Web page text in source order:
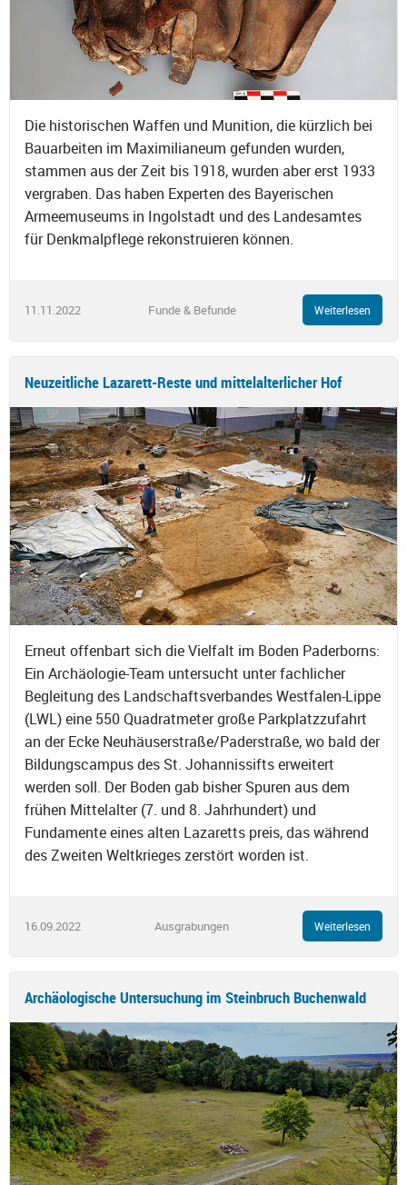
Die historischen Waffen und Munition, die kürzlich bei
Bauarbeiten im Maximilianeum gefunden wurden,
stammen aus der Zeit bis 1918, wurden aber erst 1933
vergraben. Das haben Experten des Bayerischen
Armeemuseums in Ingolstadt und des Landesamtes
für Denkmalpflege rekonstruieren können.
11.11.2022 Funde & Befunde Weiterlesen
Neuzeitliche Lazarett-Reste und mittelalterlicher Hof
Erneut offenbart sich die Vielfalt im Boden Paderborns:
Ein Archäologie-Team untersucht unter fachlicher
Begleitung des Landschaftsverbandes Westfalen-Lippe
(LWL) eine 550 Quadratmeter große Parkplatzzufahrt
an der Ecke Neuhäuserstraße/Paderstraße, wo bald der
Bildungscampus des St. Johannissifts erweitert
werden soll. Der Boden gab bisher Spuren aus dem
frühen Mittelalter (7. und 8. Jahrhundert) und
Fundamente eines alten Lazaretts preis, das während
des Zweiten Weltkrieges zerstört worden ist.
16.09.2022 Ausgrabungen Weiterlesen
Archäologische Untersuchung im Steinbruch Buchenwald